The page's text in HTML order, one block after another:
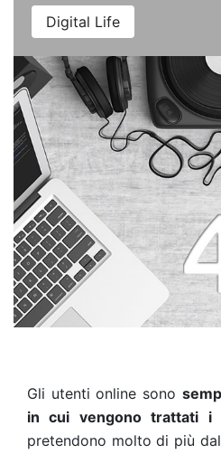
Digital Life
Gli utenti online sono
in cui vengono trattati i
pretendono molto di più